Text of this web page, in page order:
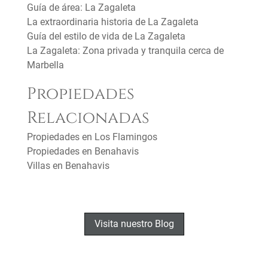
Guía de área: La Zagaleta
La extraordinaria historia de La Zagaleta
Guía del estilo de vida de La Zagaleta
La Zagaleta: Zona privada y tranquila cerca de
Marbella
Propiedades
Relacionadas
Propiedades en Los Flamingos
Propiedades en Benahavis
Villas en Benahavis
Visita nuestro Blog